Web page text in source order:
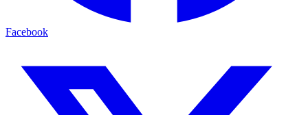
Facebook